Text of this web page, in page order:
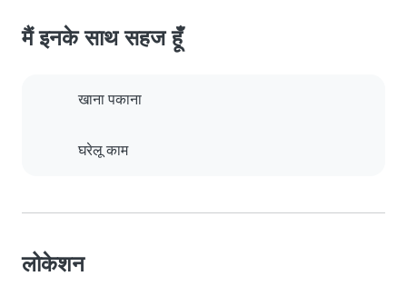
मैं इनके साथ सहज हूँ
खाना पकाना
घरेलू काम
लोकेशन